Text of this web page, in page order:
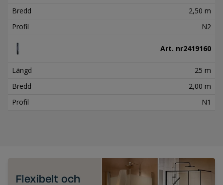
Bredd
2,50 m
Profil
N2
Art. nr2419160
Längd
25 m
Bredd
2,00 m
Profil
N1